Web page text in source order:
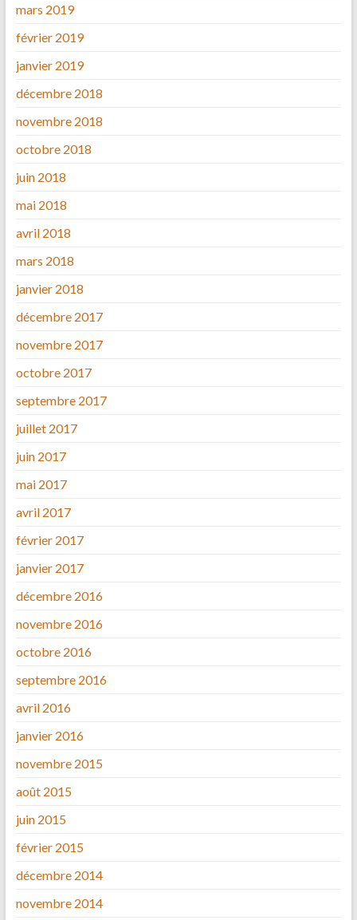
mars 2019
février 2019
janvier 2019
décembre 2018
novembre 2018
octobre 2018
juin 2018
mai 2018
avril 2018
mars 2018
janvier 2018
décembre 2017
novembre 2017
octobre 2017
septembre 2017
juillet 2017
juin 2017
mai 2017
avril 2017
février 2017
janvier 2017
décembre 2016
novembre 2016
octobre 2016
septembre 2016
avril 2016
janvier 2016
novembre 2015
août 2015
juin 2015
février 2015
décembre 2014
novembre 2014